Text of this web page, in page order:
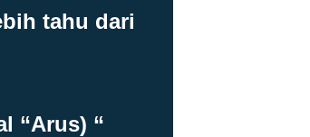
tahu dari
“Arus) “